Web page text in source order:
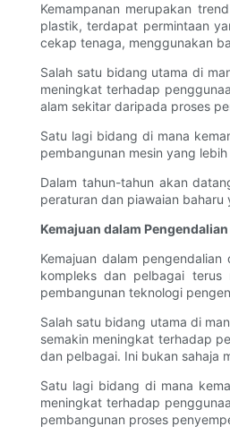
Kemampanan merupakan
plastik, terdapat permintaan
cekap tenaga, menggunakan
Salah satu bidang utama di
meningkat terhadap
alam sekitar daripada proses
Satu lagi bidang di mana
pembangunan mesin yang
Dalam tahun-tahun akan
peraturan dan piawaian
Kemajuan dalam
Kemajuan dalam
kompleks dan pelbagai terus
pembangunan teknologi
Salah satu bidang utama di
semakin meningkat terhadap
dan pelbagai. Ini bukan sahaja
Satu lagi bidang di mana
meningkat terhadap
pembangunan proses